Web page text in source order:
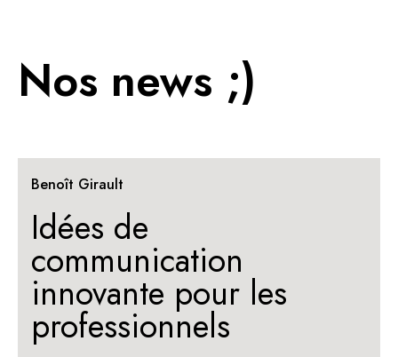
Benoît Girault
Idées de
communication
innovante pour les
professionnels
Nos news ;)